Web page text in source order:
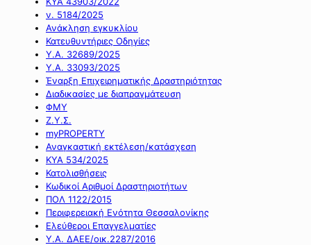
ν. 5184/2025
Ανάκληση εγκυκλίου
Κατευθυντήριες Οδηγίες
Υ.Α. 32689/2025
Υ.Α. 33093/2025
Έναρξη Επιχειρηματικής Δραστηριότητας
Διαδικασίες με διαπραγμάτευση
ΦΜΥ
Ζ.Υ.Σ.
myPROPERTY
Αναγκαστική εκτέλεση/κατάσχεση
ΚΥΑ 534/2025
Κατολισθήσεις
Κωδικοί Αριθμοί Δραστηριοτήτων
ΠΟΛ 1122/2015
Περιφερειακή Ενότητα Θεσσαλονίκης
Ελεύθεροι Επαγγελματίες
Υ.Α. ΔΑΕΕ/οικ.2287/2016